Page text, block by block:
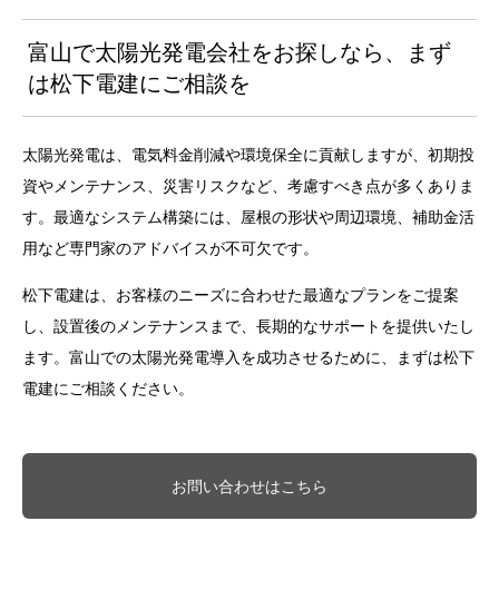
富山で太陽光発電会社をお探しなら、まず
は松下電建にご相談を
太陽光発電は、電気料金削減や環境保全に貢献しますが、初期投
資やメンテナンス、災害リスクなど、考慮すべき点が多くありま
す。最適なシステム構築には、屋根の形状や周辺環境、補助金活
用など専門家のアドバイスが不可欠です。
松下電建は、お客様のニーズに合わせた最適なプランをご提案
し、設置後のメンテナンスまで、長期的なサポートを提供いたし
ます。富山での太陽光発電導入を成功させるために、まずは松下
電建にご相談ください。
お問い合わせはこちら